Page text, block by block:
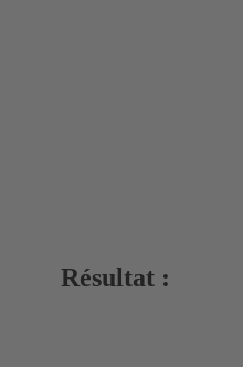
Résultat :